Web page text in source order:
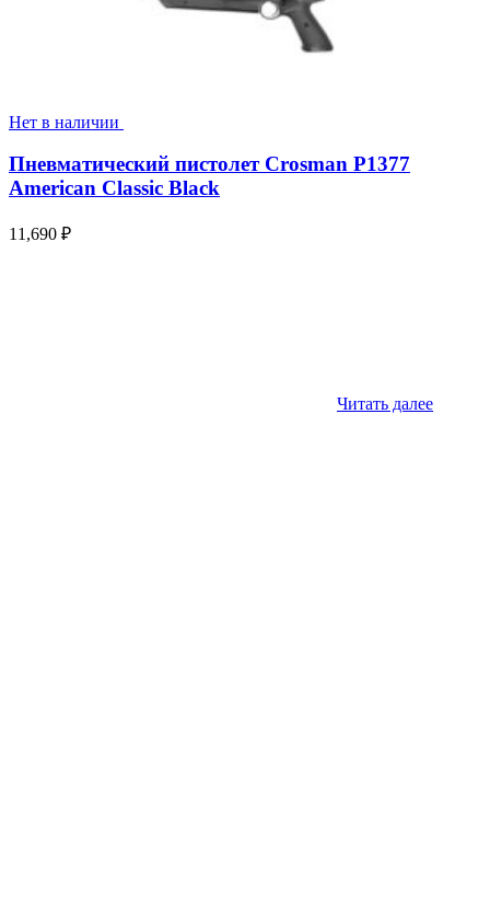
Нет в наличии
Пневматический пистолет Crosman P1377
American Classic Black
11,690 ₽
Читать далее